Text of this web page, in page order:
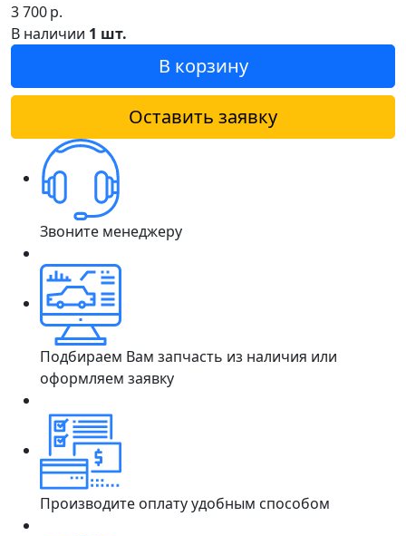
3 700р.
В наличии 1 шт.
В корзину
Оставить заявку
Звоните менеджеру
Подбираем Вам запчасть из наличия или
оформляем заявку
Производите оплату удобным способом